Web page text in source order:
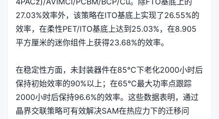
27.03%效率外，该策略在ITO基底上实现了26.55%的
效率，在柔性PET/ITO基底上达到25.03%，在8.905
平方厘米的迷你组件上获得23.68%的效率。
在稳定性方面，未封装器件在85°C下老化2000小时后
保持初始效率的90%以上；在65°C最大功率点跟踪
2000小时后保持96.6%的效率。这些数据表明，通过
晶界交联策略可有效解决SAM在热应力下的迁移问